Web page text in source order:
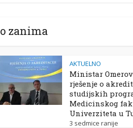
zanima
AKTUELNO
Ministar
rješenje o
studijskih
Medicinskog
Univerziteta u
3 sedmice ranije